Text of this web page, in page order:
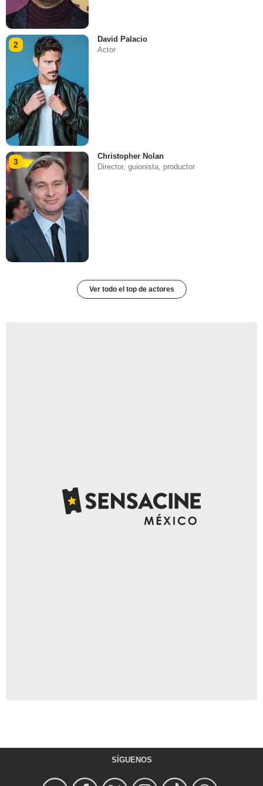
2
David Palacio
Actor
3
Christopher Nolan
Director, guionista, productor
Ver todo el top de actores
SÍGUENOS